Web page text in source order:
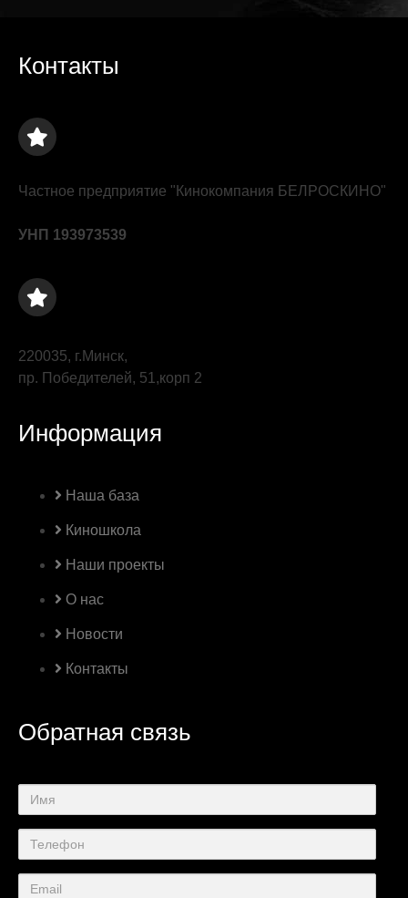
Контакты
Частное предприятие "Кинокомпания БЕЛРОСКИНО"
УНП 193973539
220035, г.Минск,
пр. Победителей, 51,корп 2
Информация
Наша база
Киношкола
Наши проекты
О нас
Новости
Контакты
Обратная связь